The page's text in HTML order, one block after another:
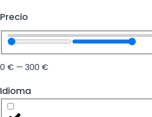
Precio
0 € — 300 €
Idioma